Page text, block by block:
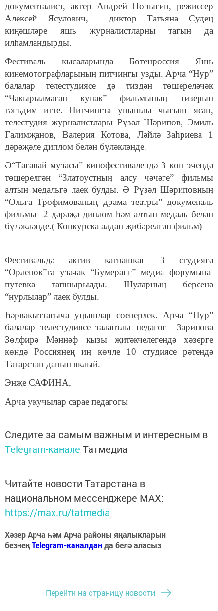
документалист, актер Андрей Порыгин, режиссер
Алексей Ясулович, диктор Татьяна Судец
киңәшләре яшь журналистларны тагын да
илһамландырды.
Фестиваль кысаларында Бөтенроссия Яшь
кинемотографларының питчингы узды. Арча “Нур”
балалар телестудиясе дә тиздән төшереләчәк
“Чакырылмаган кунак” фильмының тизерын
тәгъдим итте. Питчингта уңышлы чыгыш ясап,
телестудия журналистлары Рүзәл Шәрипов, Эмиль
Галимҗанов, Валерия Котова, Ләйлә Заһриева 1
дәрәҗәле диплом белән бүләкләнде.
Ә“Таганай музасы” кинофестивалендә 3 көн эчендә
төшерелгән “Златоустның алсу чәчәге” фильмы
алтын медальгә лаек булды. Ә Рүзәл Шәриповның
“Ольга Трофимованың драма театры” докуменаль
фильмы 2 дәрәҗә диплом һәм алтын медаль белән
бүләкләнде.( Конкурска алдан җибәрелгән фильм)
Фестивальдә актив катнашкан 3 студиягә
“Орленок”та узачак “Бумеранг” медиа форумына
путевка тапшырылды. Шуларның берсенә
“нурлылар” лаек булды.
Һәрвакыттагыча уңышлар сөенерлек. Арча “Нур”
балалар телестудиясе талантлы педагог Зарипова
Зөлфирә Мәннәф кызы җитәкчелегендә хәзерге
көндә Россиянең иң көчле 10 студиясе рәтендә
Татарстан данын яклый.
Энҗе САФИНА,
Арча укучылар сарае педагогы
Следите за самым важным и интересным в
Telegram-канале Татмедиа
Читайте новости Татарстана в
национальном мессенджере MАХ:
https://max.ru/tatmedia
Хәзер Арча һәм Арча районы яңалыкларын
безнеңTelegram-каналданда белә аласыз
Перейти на страницу новости